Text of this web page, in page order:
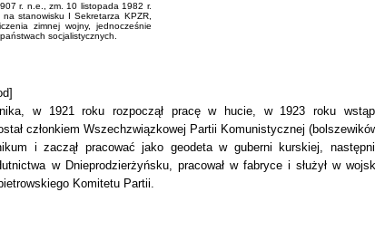
r. n.e., zm. 10 listopada 1982 r.
stanowisku I Sekretarza KPZR,
zimnej wojny, jednocześnie
socjalistycznych.
w 1921 roku rozpoczął pracę w hucie, w 1923 roku
członkiem Wszechzwiązkowej Partii Komunistycznej
i zaczął pracować jako geodeta w guberni kurskiej,
w Dnieprodzierżyńsku, pracował w fabryce i służył w
Komitetu Partii.